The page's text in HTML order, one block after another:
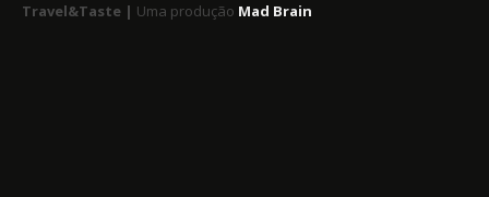
Travel&Taste | Uma produção Mad Brain